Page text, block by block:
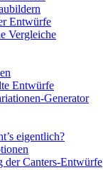
Entwürfe
Vergleiche
Entwürfe
Generator
eigentlich?
der Canters-Entwürfe